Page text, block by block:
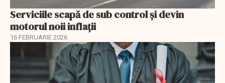
Serviciile scapă de sub control și devin
motorul noii inflații
16 FEBRUARIE 2026